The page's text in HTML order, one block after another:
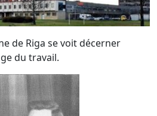
de Riga se voit décerner
du travail.